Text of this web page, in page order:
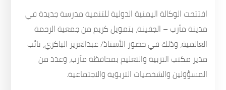
افتتحت الوكالة اليمنية الدولية للتنمية مدرسة جديدة في
مدينة مأرب – الجفينة، بتمويل كريم من جمعية الرحمة
العالمية، وذلك في حضور الأستاذ/ عبدالعزيز الباكري، نائب
مدير مكتب التربية والتعليم بمحافظة مأرب، وعدد من
المسؤولين والشخصيات التربوية والاجتماعية.